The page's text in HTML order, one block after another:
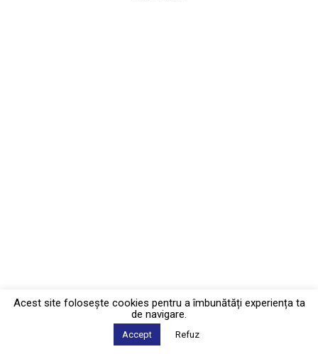
Acest site foloseşte cookies pentru a îmbunătăți experiența ta
de navigare.
Accept Refuz